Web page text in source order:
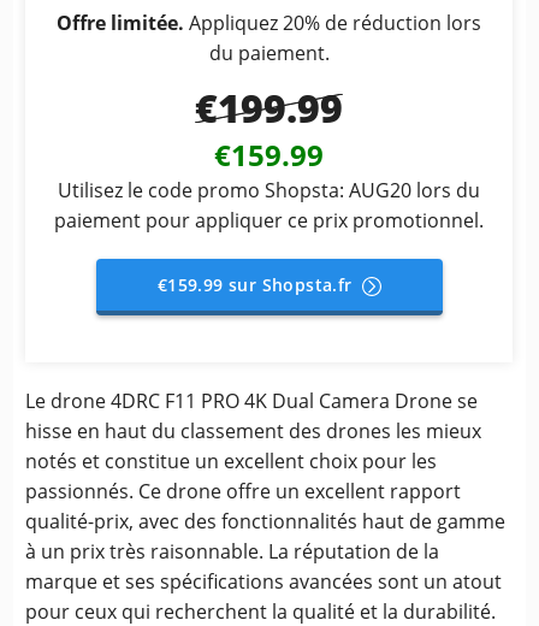
Offre limitée. Appliquez 20% de réduction lors
du paiement.
€199.99
€159.99
Utilisez le code promo Shopsta: AUG20 lors du
paiement pour appliquer ce prix promotionnel.
€159.99 sur Shopsta.fr
Le drone 4DRC F11 PRO 4K Dual Camera Drone se
hisse en haut du classement des drones les mieux
notés et constitue un excellent choix pour les
passionnés. Ce drone offre un excellent rapport
qualité-prix, avec des fonctionnalités haut de gamme
à un prix très raisonnable. La réputation de la
marque et ses spécifications avancées sont un atout
pour ceux qui recherchent la qualité et la durabilité.